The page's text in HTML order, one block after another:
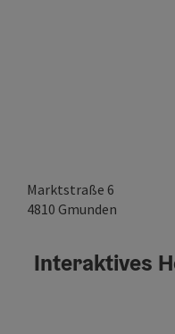
Marktstraße 6
4810 Gmunden
Interaktives